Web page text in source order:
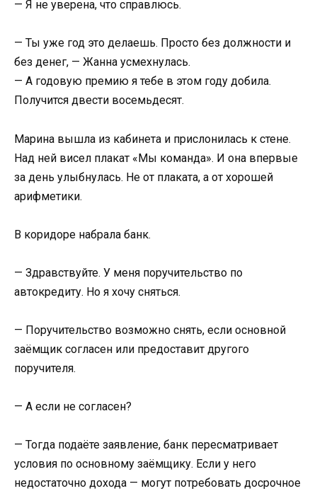
— Я не уверена, что справлюсь.
— Ты уже год это делаешь. Просто без должности и
без денег, — Жанна усмехнулась.
— А годовую премию я тебе в этом году добила.
Получится двести восемьдесят.
Марина вышла из кабинета и прислонилась к стене.
Над ней висел плакат «Мы команда». И она впервые
за день улыбнулась. Не от плаката, а от хорошей
арифметики.
В коридоре набрала банк.
— Здравствуйте. У меня поручительство по
автокредиту. Но я хочу сняться.
— Поручительство возможно снять, если основной
заёмщик согласен или предоставит другого
поручителя.
— А если не согласен?
— Тогда подаёте заявление, банк пересматривает
условия по основному заёмщику. Если у него
недостаточно дохода — могут потребовать досрочное